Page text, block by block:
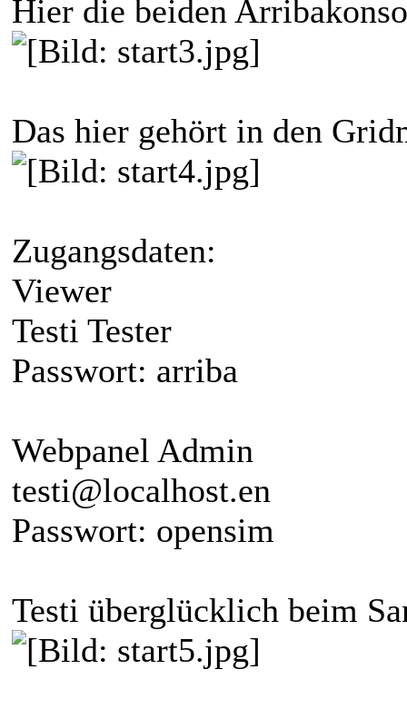
Hier die beiden
Das hier gehört in den
Zugangsdaten:
Viewer
Testi Tester
Passwort: arriba
Webpanel Admin
testi@localhost.en
Passwort: opensim
Testi überglücklich beim